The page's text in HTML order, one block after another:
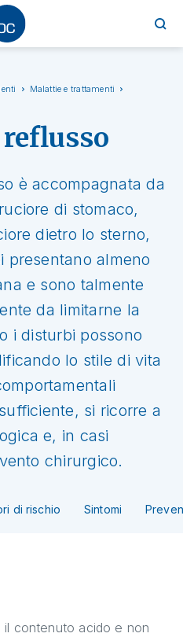
Malattie e trattamenti
è accompagnata da
di stomaco,
dietro lo sterno,
presentano almeno
e sono talmente
da limitarne la
i disturbi possono
lo stile di vita
si ricorre a
e, in casi
chirurgico.
di rischio Sintomi
il contenuto acido e non